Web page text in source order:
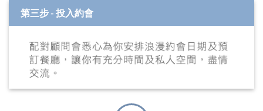
第三步 - 投入約會